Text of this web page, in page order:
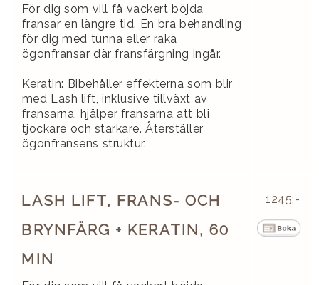
För dig som vill få vackert böjda
fransar en längre tid. En bra behandling
för dig med tunna eller raka
ögonfransar där fransfärgning ingår.
Keratin: Bibehåller effekterna som blir
med Lash lift, inklusive tillväxt av
fransarna, hjälper fransarna att bli
tjockare och starkare. Återställer
ögonfransens struktur.
LASH LIFT, FRANS- OCH
BRYNFÄRG + KERATIN, 60
MIN
1245:-